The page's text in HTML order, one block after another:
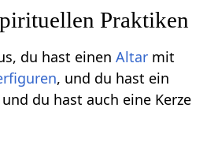
Praktiken
du hast einenAltar mit
, und du hast ein
und du hast auch eine Kerze